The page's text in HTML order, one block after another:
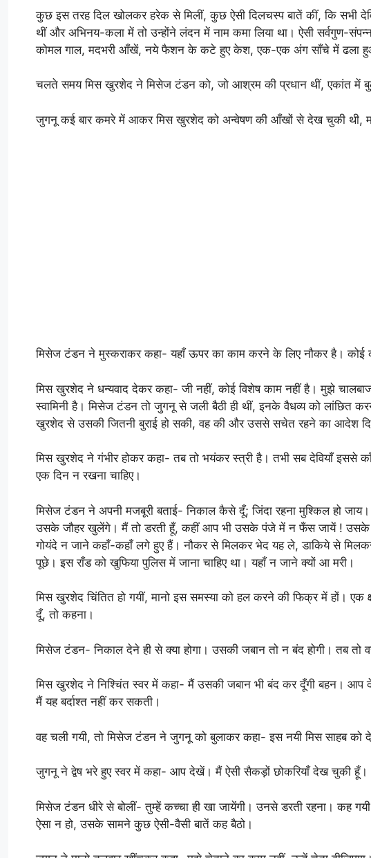
कुछ इस तरह दिल खोलकर हरेक से मिलीं, कुछ ऐसी दिलचस्प बातें कीं, कि सभी
थीं और अभिनय-कला में तो उन्होंने लंदन में नाम कमा लिया था। ऐसी सर्वगुण-
कोमल गाल, मदभरी आँखें, नये फैशन के कटे हुए केश, एक-एक अंग साँचे में ढला
चलते समय मिस खुरशेद ने मिसेज टंडन को, जो आश्रम की प्रधान थीं, एकांत में
जुगनू कई बार कमरे में आकर मिस खुरशेद को अन्वेषण की आँखों से देख चुकी थी,
मिसेज टंडन ने मुस्कराकर कहा- यहाँ ऊपर का काम करने के लिए नौकर है। कोई
मिस खुरशेद ने धन्यवाद देकर कहा- जी नहीं, कोई विशेष काम नहीं है। मुझे
स्वामिनी है। मिसेज टंडन तो जुगनू से जली बैठी ही थीं, इनके वैधव्य को लांछित
खुरशेद से उसकी जितनी बुराई हो सकी, वह की और उससे सचेत रहने का आदेश
मिस खुरशेद ने गंभीर होकर कहा- तब तो भयंकर स्त्री है। तभी सब देवियाँ इससे
एक दिन न रखना चाहिए।
मिसेज टंडन ने अपनी मजबूरी बताई- निकाल कैसे दूँ; जिंदा रहना मुश्किल हो
उसके जौहर खुलेंगे। मैं तो डरती हूँ, कहीं आप भी उसके पंजे में न फँस जायें ! उसके
गोयंदे न जाने कहाँ-कहाँ लगे हुए हैं। नौकर से मिलकर भेद यह ले, डाकिये से
पूछे। इस राँड को खुफिया पुलिस में जाना चाहिए था। यहाँ न जाने क्यों आ मरी।
मिस खुरशेद चिंतित हो गयीं, मानो इस समस्या को हल करने की फिक्र में हों।
दूँ, तो कहना।
मिसेज टंडन- निकाल देने ही से क्या होगा। उसकी जबान तो न बंद होगी। तब तो
मिस खुरशेद ने निश्चिंत स्वर में कहा- मैं उसकी जबान भी बंद कर दूँगी बहन। आप
मैं यह बर्दाश्त नहीं कर सकती।
वह चली गयी, तो मिसेज टंडन ने जुगनू को बुलाकर कहा- इस नयी मिस साहब को
जुगनू ने द्वेष भरे हुए स्वर में कहा- आप देखें। मैं ऐसी सैकड़ों छोकरियाँ देख चुकी हूँ।
मिसेज टंडन धीरे से बोलीं- तुम्हें कच्चा ही खा जायेंगी। उनसे डरती रहना। कह
ऐसा न हो, उसके सामने कुछ ऐसी-वैसी बातें कह बैठो।